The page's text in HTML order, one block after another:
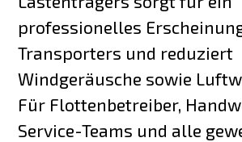
professionelles
Transporters und reduziert
Windgeräusche sowie
Für Flottenbetreiber,
Service-Teams und alle